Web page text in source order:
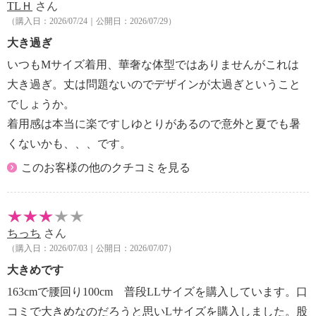
・長時間照射による変退色注意
・摩擦による色落ち、色移り注意
・無蛍光洗剤使用
【原産国（地）】
・中国製
TLＨ さん
（購入日：2026/07/24｜公開日：2026/07/29）
大き過ぎ
いつもMサイズ着用、華奢な体型ではありませんがこれは
大き過ぎ。丈は問題ないのでデザインが太過ぎということ
でしょうか。
着用感は本当に楽ですしゆとりがあるので意外と夏でも暑
くないかも、、、です。
このお客様の他のクチコミを見る
ちっち さん
（購入日：2026/07/03｜公開日：2026/07/07）
大きめです
163cmで腰回り100cm 普段LLサイズを購入しています。口
コミで大きめなのだろうと思いLサイズを購入しました。股